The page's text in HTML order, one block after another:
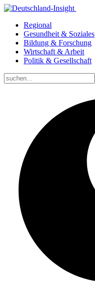
Regional
Gesundheit & Soziales
Bildung & Forschung
Wirtschaft & Arbeit
Politik & Gesellschaft